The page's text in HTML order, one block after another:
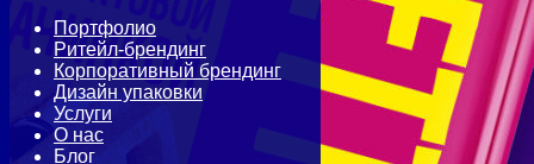
Портфолио
Ритейл-брендинг
Корпоративный брендинг
Дизайн упаковки
Услуги
О нас
Блог